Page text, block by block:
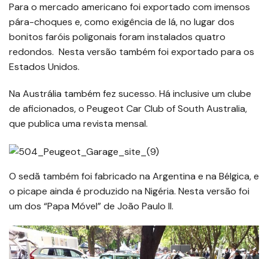
Para o mercado americano foi exportado com imensos
pára-choques e, como exigência de lá, no lugar dos
bonitos faróis poligonais foram instalados quatro
redondos. Nesta versão também foi exportado para os
Estados Unidos.
Na Austrália também fez sucesso. Há inclusive um clube
de aficionados, o Peugeot Car Club of South Australia,
que publica uma revista mensal.
O sedã também foi fabricado na Argentina e na Bélgica, e
o picape ainda é produzido na Nigéria. Nesta versão foi
um dos “Papa Móvel” de João Paulo II.